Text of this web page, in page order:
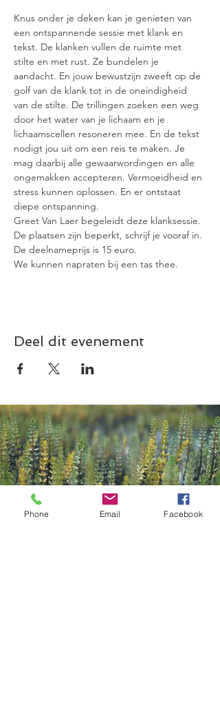
Knus onder je deken kan je genieten van
een ontspannende sessie met klank en
tekst. De klanken vullen de ruimte met
stilte en met rust. Ze bundelen je
aandacht. En jouw bewustzijn zweeft op de
golf van de klank tot in de oneindigheid
van de stilte. De trillingen zoeken een weg
door het water van je lichaam en je
lichaamscellen resoneren mee. En de tekst
nodigt jou uit om een reis te maken. Je
mag daarbij alle gewaarwordingen en alle
ongemakken accepteren. Vermoeidheid en
stress kunnen oplossen. En er ontstaat
diepe ontspanning.
Greet Van Laer begeleidt deze klanksessie.
De plaatsen zijn beperkt, schrijf je vooraf in.
De deelnameprijs is 15 euro.
We kunnen napraten bij een tas thee.
Deel dit evenement
Phone Email Facebook